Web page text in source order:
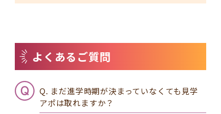
よくあるご質問
Q. まだ進学時期が決まっていなくても見学
アポは取れますか？